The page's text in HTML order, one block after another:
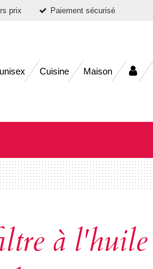
prix Paiement sécurisé
Cuisine Maison
à l'huile